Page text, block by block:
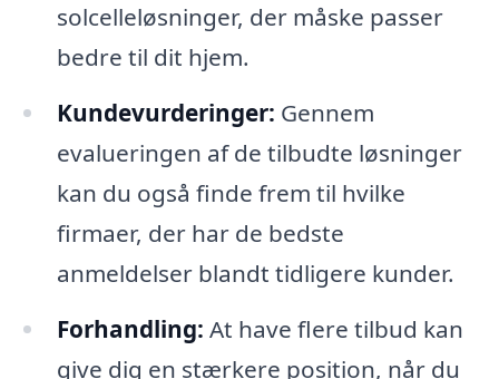
solcelleløsninger, der måske passer
bedre til dit hjem.
Kundevurderinger: Gennem
evalueringen af de tilbudte løsninger
kan du også finde frem til hvilke
firmaer, der har de bedste
anmeldelser blandt tidligere kunder.
Forhandling: At have flere tilbud kan
give dig en stærkere position, når du